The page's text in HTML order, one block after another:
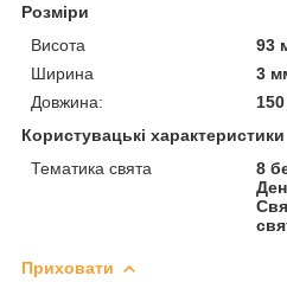
Розміри
Висота
93
Ширина
3
Довжина:
Користувацькі характеристики
Тематика свята
8
Приховати